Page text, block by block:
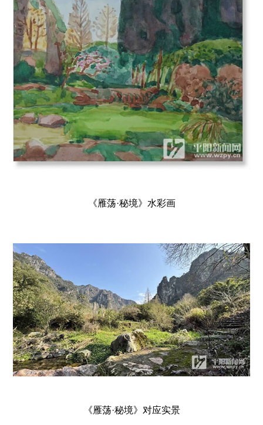
《雁荡·秘境》水彩画
《雁荡·秘境》对应实景